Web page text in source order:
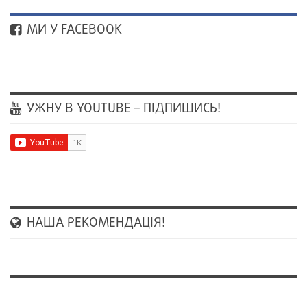
МИ У FACEBOOK
УЖНУ В YOUTUBE – ПІДПИШИСЬ!
НАША РЕКОМЕНДАЦІЯ!